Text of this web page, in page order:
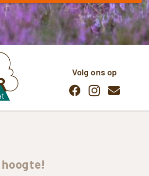
Volg ons op
hoogte!